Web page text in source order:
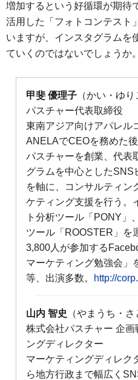
増加するという好循環が期待
活用した「フォトコンテスト
いますが、インスタグラムを
ていくのではないでしょうか。
甲斐 優理子 （かい・ゆり
パスチャー代表取締役
東南アジア向けアパレル
ANELAでCEOを務めた
パスチャーを創業、代表
グラムを中心としたSNS
を軸に、コンサルティン
ケティング支援を行う。
ト分析ツール「PONY」
ツール「ROOSTER」を
3,800人が参加する
マーケティング勉強会」
等、出演多数。
http://
山内 智史
（やまうち・さ
株式会社パスチャー 企
ングディレクター
マーケティングディレク
ら地方行政まで幅広く